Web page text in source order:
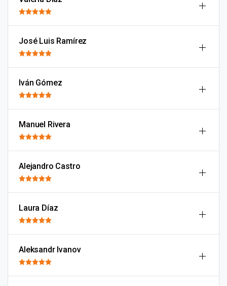
José Luis Ramírez
Iván Gómez
Manuel Rivera
Alejandro Castro
Laura Díaz
Aleksandr Ivanov